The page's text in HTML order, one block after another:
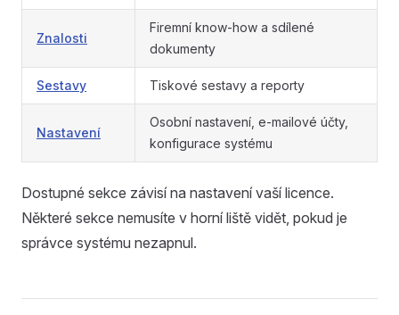
Znalosti
Firemní know-how a sdílené
dokumenty
Sestavy Tiskové sestavy a reporty
Nastavení
Osobní nastavení, e-mailové účty,
konfigurace systému
Dostupné sekce závisí na nastavení vaší licence.
Některé sekce nemusíte v horní liště vidět, pokud je
správce systému nezapnul.